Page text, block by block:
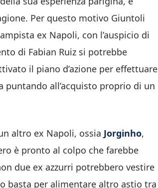
Per questo motivo Giuntoli
ex Napoli, con l’auspicio di
di Fabian Ruiz si potrebbe
il piano d’azione per effettuare
all’acquisto proprio di un
altro ex Napoli, ossia Jorginho,
è pronto al colpo che farebbe
due ex azzurri potrebbero vestire
basta per alimentare altro astio tra